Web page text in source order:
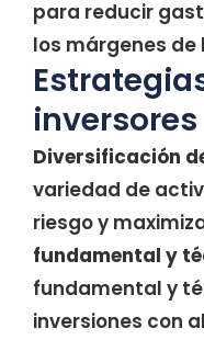
para reducir
los márgenes de
inversores
Diversificación
variedad de
riesgo y
fundamental y
fundamental y
inversiones con